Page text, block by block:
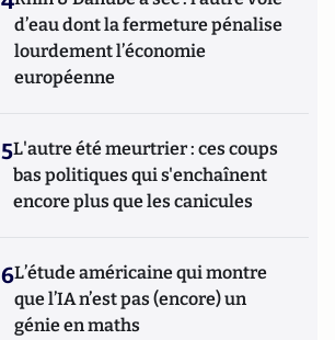
d’eau dont la fermeture pénalise
lourdement l’économie
européenne
5L'autre été meurtrier : ces coups
bas politiques qui s'enchaînent
encore plus que les canicules
6L’étude américaine qui montre
que l’IA n’est pas (encore) un
génie en maths